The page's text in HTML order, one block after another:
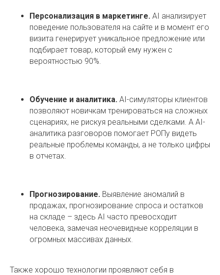
Персонализация в маркетинге. AI анализирует
поведение пользователя на сайте и в момент его
визита генерирует уникальное предложение или
подбирает товар, который ему нужен с
вероятностью 90%.
Обучение и аналитика. AI-симуляторы клиентов
позволяют новичкам тренироваться на сложных
сценариях, не рискуя реальными сделками. А AI-
аналитика разговоров помогает РОПу видеть
реальные проблемы команды, а не только цифры
в отчетах.
Прогнозирование. Выявление аномалий в
продажах, прогнозирование спроса и остатков
на складе – здесь AI часто превосходит
человека, замечая неочевидные корреляции в
огромных массивах данных.
Также хорошо технологии проявляют себя в